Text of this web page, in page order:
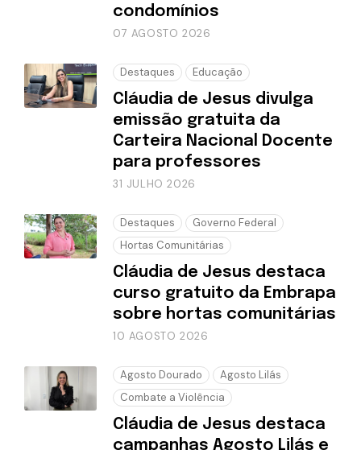
condomínios
07 AGOSTO 2026
Destaques Educação
Cláudia de Jesus divulga
emissão gratuita da
Carteira Nacional Docente
para professores
31 JULHO 2026
Destaques
Governo Federal
Hortas Comunitárias
Cláudia de Jesus destaca
curso gratuito da Embrapa
sobre hortas comunitárias
10 AGOSTO 2026
Agosto Dourado
Agosto Lilás
Combate a Violência
Cláudia de Jesus destaca
campanhas Agosto Lilás e